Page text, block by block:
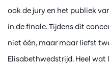
ook de jury en het publiek
in de finale. Tijdens dit
niet één, maar maar liefst
Elisabethwedstrijd. Heel wat